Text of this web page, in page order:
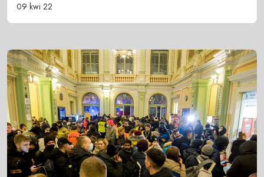
09 kwi 22